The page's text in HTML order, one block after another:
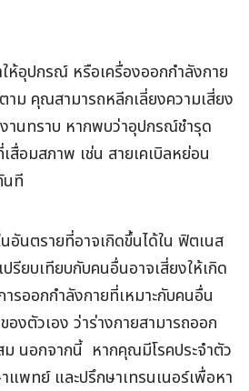
ห้อุปกรณ์ หรือเครื่องออกกำลังกาย
าม คุณสามารถหลีกเลี่ยงความเสี่ยง
านทราบ หากพบว่าอุปกรณ์ชำรุด
อมสภาพ เช่น สายเคเบิลหย่อน
นที
อันตรายที่อาจเกิดขึ้นได้ใน ฟิตเนส
รียบเทียบกับคนอื่นอาจเสี่ยงให้เกิด
รออกกำลังกายที่เหมาะกับคนอื่น
งตัวเอง ว่าร่างกายสามารถออก
ม นอกจากนี้ หากคุณมีโรคประจำตัว
แพทย์ และปรึกษาเทรนเนอร์เพื่อหา